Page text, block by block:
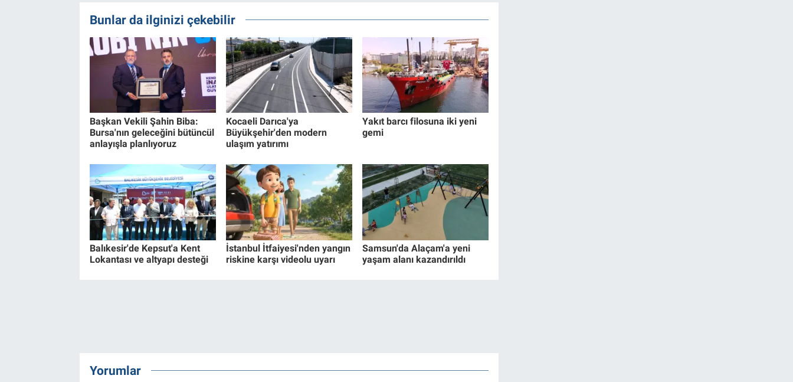
Bunlar da ilginizi çekebilir
Başkan Vekili Şahin Biba:
Bursa'nın geleceğini bütüncül
anlayışla planlıyoruz
Kocaeli Darıca'ya
Büyükşehir'den modern
ulaşım yatırımı
Yakıt barcı filosuna iki yeni
gemi
Balıkesir'de Kepsut'a Kent
Lokantası ve altyapı desteği
İstanbul İtfaiyesi'nden yangın
riskine karşı videolu uyarı
Samsun'da Alaçam'a yeni
yaşam alanı kazandırıldı
Yorumlar